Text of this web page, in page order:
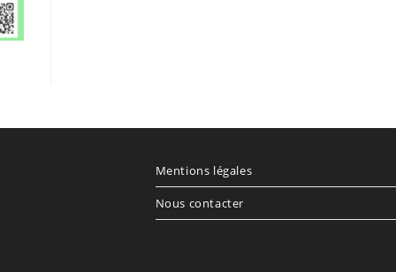
Mentions légales
Nous contacter